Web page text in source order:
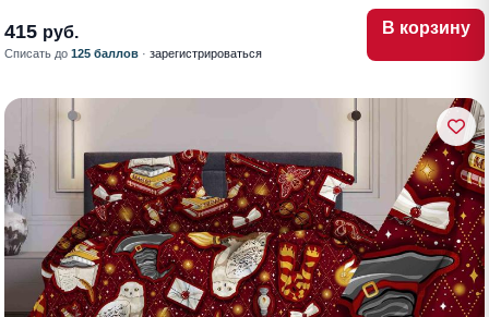
415 руб.
Списать до 125 баллов · зарегистрироваться
В корзину